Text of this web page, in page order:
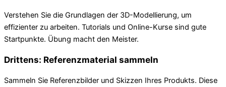
Verstehen Sie die Grundlagen der 3D-Modellierung, um
effizienter zu arbeiten. Tutorials und Online-Kurse sind gute
Startpunkte. Übung macht den Meister.
Drittens: Referenzmaterial sammeln
Sammeln Sie Referenzbilder und Skizzen Ihres Produkts. Diese